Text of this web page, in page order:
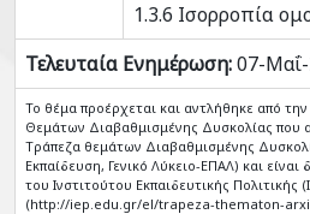
1.3.6 Ισορροπία
Τελευταία Ενημέρωση:07-
Το θέμα προέρχεται και αντλήθηκε από
Θεμάτων Διαβαθμισμένης Δυσκολίας που
Tράπεζα θεμάτων Διαβαθμισμένης
Εκπαίδευση, Γενικό Λύκειο-ΕΠΑΛ) και
του Ινστιτούτου Εκπαιδευτικής Πολιτικής
(http://iep.edu.gr/el/trapeza-thematon-